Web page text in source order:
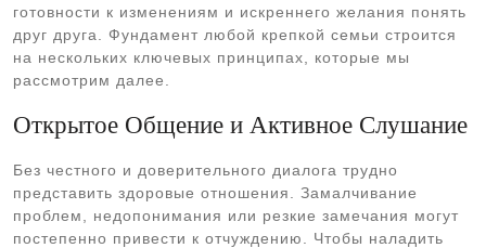
готовности к изменениям и искреннего желания понять
друг друга. Фундамент любой крепкой семьи строится
на нескольких ключевых принципах, которые мы
рассмотрим далее.
Открытое Общение и Активное Слушание
Без честного и доверительного диалога трудно
представить здоровые отношения. Замалчивание
проблем, недопонимания или резкие замечания могут
постепенно привести к отчуждению. Чтобы наладить